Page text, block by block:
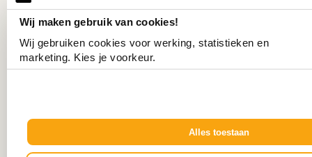
Wij maken gebruik van cookies!
Wij gebruiken cookies voor werking, statistieken en
marketing. Kies je voorkeur.
Alles toestaan